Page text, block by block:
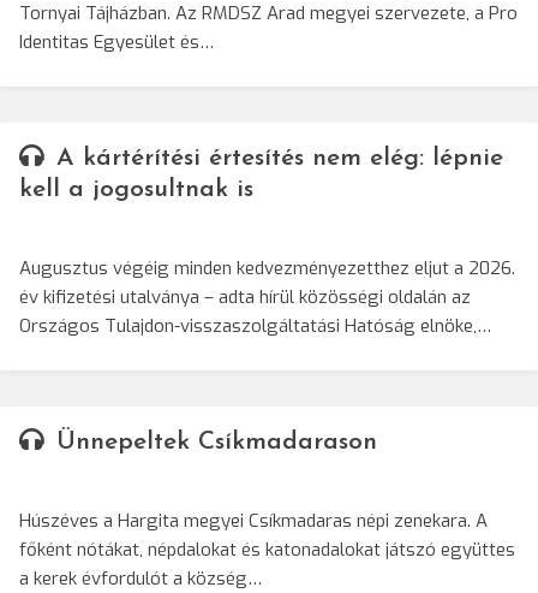
Tornyai Tájházban. Az RMDSZ Arad megyei szervezete, a Pro
Identitas Egyesület és…
A kártérítési értesítés nem elég: lépnie
kell a jogosultnak is
Augusztus végéig minden kedvezményezetthez eljut a 2026.
év kifizetési utalványa – adta hírül közösségi oldalán az
Országos Tulajdon-visszaszolgáltatási Hatóság elnöke,…
Ünnepeltek Csíkmadarason
Húszéves a Hargita megyei Csíkmadaras népi zenekara. A
főként nótákat, népdalokat és katonadalokat játszó együttes
a kerek évfordulót a község…